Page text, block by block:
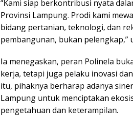
“Kami siap berkontribusi nyata
Provinsi Lampung. Prodi kami
bidang pertanian, teknologi, dan
pembangunan, bukan pelengkap,”
Ia menegaskan, peran Polinela
kerja, tetapi juga pelaku inovasi
itu, pihaknya berharap adanya
Lampung untuk menciptakan
pengetahuan dan keterampilan.